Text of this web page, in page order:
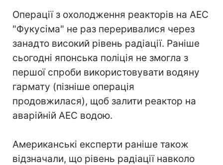
Операції з охолодження реакторів на АЕС
"Фукусіма" не раз переривалися через
занадто високий рівень радіації. Раніше
сьогодні японська поліція не змогла з
першої спроби використовувати водяну
гармату (пізніше операція
продовжилася), щоб залити реактор на
аварійній АЕС водою.
Американські експерти раніше також
відзначали, що рівень радіації навколо